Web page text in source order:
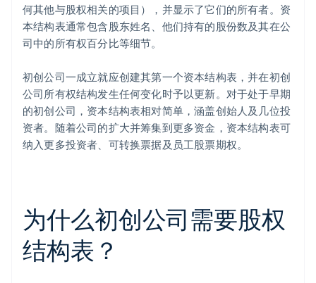
何其他与股权相关的项目），并显示了它们的所有者。资
本结构表通常包含股东姓名、他们持有的股份数及其在公
司中的所有权百分比等细节。
初创公司一成立就应创建其第一个资本结构表，并在初创
公司所有权结构发生任何变化时予以更新。对于处于早期
的初创公司，资本结构表相对简单，涵盖创始人及几位投
资者。随着公司的扩大并筹集到更多资金，资本结构表可
纳入更多投资者、可转换票据及员工股票期权。
为什么初创公司需要股权
结构表？